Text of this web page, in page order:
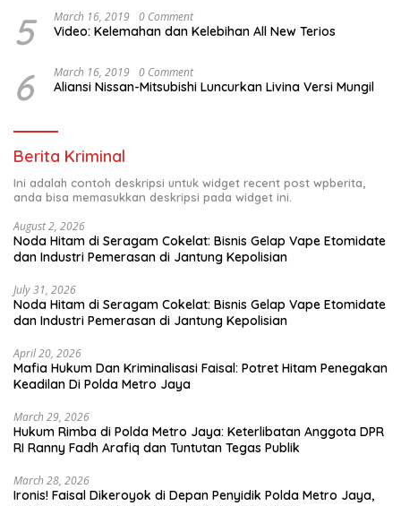
5 March 16, 2019 0 Comment
Video: Kelemahan dan Kelebihan All New Terios
6 March 16, 2019 0 Comment
Aliansi Nissan-Mitsubishi Luncurkan Livina Versi Mungil
Berita Kriminal
Ini adalah contoh deskripsi untuk widget recent post wpberita,
anda bisa memasukkan deskripsi pada widget ini.
August 2, 2026
Noda Hitam di Seragam Cokelat: Bisnis Gelap Vape Etomidate
dan Industri Pemerasan di Jantung Kepolisian
July 31, 2026
Noda Hitam di Seragam Cokelat: Bisnis Gelap Vape Etomidate
dan Industri Pemerasan di Jantung Kepolisian
April 20, 2026
Mafia Hukum Dan Kriminalisasi Faisal: Potret Hitam Penegakan
Keadilan Di Polda Metro Jaya
March 29, 2026
Hukum Rimba di Polda Metro Jaya: Keterlibatan Anggota DPR
RI Ranny Fadh Arafiq dan Tuntutan Tegas Publik
March 28, 2026
Ironis! Faisal Dikeroyok di Depan Penyidik Polda Metro Jaya,